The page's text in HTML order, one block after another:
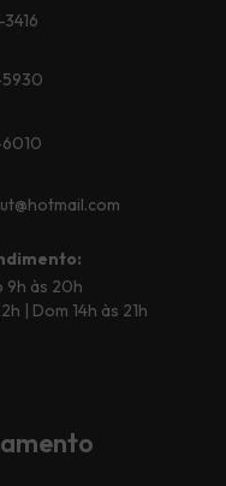
9h às 20h
| Dom 14h às 21h